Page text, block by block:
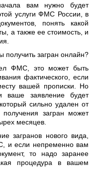
вам нужно будет
услуги ФМС России, в
понять какой
а также ее стоимость, и
получить загран онлайн?
ФМС, это может быть
фактического, если
вашей прописки. Но
ваше заявление будет
сильно удален от
загран может
месяцев.
загранов нового вида,
и если непременно вам
то надо заранее
процедура в вашем